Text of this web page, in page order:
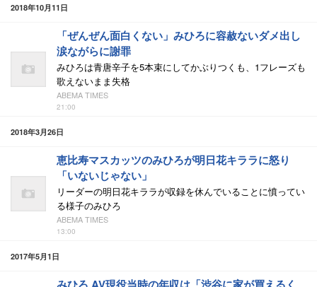
2018年10月11日
「ぜんぜん面白くない」みひろに容赦ないダメ出し
涙ながらに謝罪
みひろは青唐辛子を5本束にしてかぶりつくも、1フレーズも
歌えないまま失格
ABEMA TIMES
21:00
2018年3月26日
恵比寿マスカッツのみひろが明日花キララに怒り
「いないじゃない」
リーダーの明日花キララが収録を休んでいることに憤ってい
る様子のみひろ
ABEMA TIMES
13:00
2017年5月1日